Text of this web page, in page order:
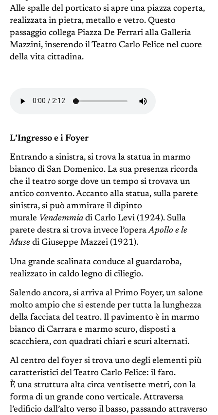
Alle spalle del porticato si apre una piazza coperta,
realizzata in pietra, metallo e vetro. Questo
passaggio collega Piazza De Ferrari alla Galleria
Mazzini, inserendo il Teatro Carlo Felice nel cuore
della vita cittadina.
L’Ingresso e i Foyer
Entrando a sinistra, si trova la statua in marmo
bianco di San Domenico. La sua presenza ricorda
che il teatro sorge dove un tempo si trovava un
antico convento. Accanto alla statua, sulla parete
sinistra, si può ammirare il dipinto
murale Vendemmia di Carlo Levi (1924). Sulla
parete destra si trova invece l’operaApollo e le
Muse di Giuseppe Mazzei (1921).
Una grande scalinata conduce al guardaroba,
realizzato in caldo legno di ciliegio.
Salendo ancora, si arriva al Primo Foyer, un salone
molto ampio che si estende per tutta la lunghezza
della facciata del teatro. Il pavimento è in marmo
bianco di Carrara e marmo scuro, disposti a
scacchiera, con quadrati chiari e scuri alternati.
Al centro del foyer si trova uno degli elementi più
caratteristici del Teatro Carlo Felice: il faro.
È una struttura alta circa ventisette metri, con la
forma di un grande cono verticale. Attraversa
l’edificio dall’alto verso il basso, passando attraverso